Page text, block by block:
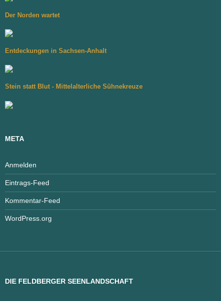
Der Norden wartet
Entdeckungen in Sachsen-Anhalt
Stein statt Blut - Mittelalterliche Sühnekreuze
META
Anmelden
Eintrags-Feed
Kommentar-Feed
WordPress.org
DIE FELDBERGER SEENLANDSCHAFT